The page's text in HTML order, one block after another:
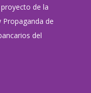
de la
Propaganda de
del